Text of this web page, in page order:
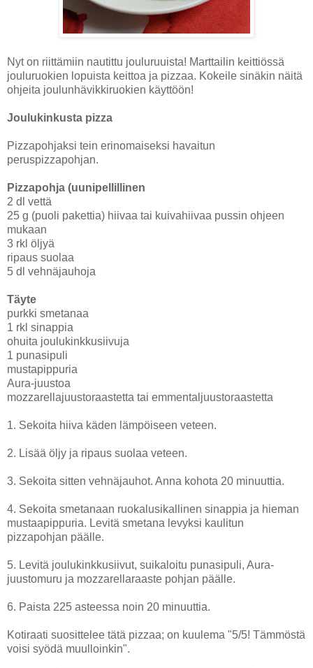
Nyt on riittämiin nautittu jouluruuista! Marttailin keittiössä
jouluruokien lopuista keittoa ja pizzaa. Kokeile sinäkin näitä
ohjeita joulunhävikkiruokien käyttöön!
Joulukinkusta pizza
Pizzapohjaksi tein erinomaiseksi havaitun
peruspizzapohjan.
Pizzapohja (uunipellillinen
2 dl vettä
25 g (puoli pakettia) hiivaa tai kuivahiivaa pussin ohjeen
mukaan
3 rkl öljyä
ripaus suolaa
5 dl vehnäjauhoja
Täyte
purkki smetanaa
1 rkl sinappia
ohuita joulukinkkusiivuja
1 punasipuli
mustapippuria
Aura-juustoa
mozzarellajuustoraastetta tai emmentaljuustoraastetta
1. Sekoita hiiva käden lämpöiseen veteen.
2. Lisää öljy ja ripaus suolaa veteen.
3. Sekoita sitten vehnäjauhot. Anna kohota 20 minuuttia.
4. Sekoita smetanaan ruokalusikallinen sinappia ja hieman
mustaapippuria. Levitä smetana levyksi kaulitun
pizzapohjan päälle.
5. Levitä joulukinkkusiivut, suikaloitu punasipuli, Aura-
juustomuru ja mozzarellaraaste pohjan päälle.
6. Paista 225 asteessa noin 20 minuuttia.
Kotiraati suosittelee tätä pizzaa; on kuulema "5/5! Tämmöstä
voisi syödä muulloinkin".